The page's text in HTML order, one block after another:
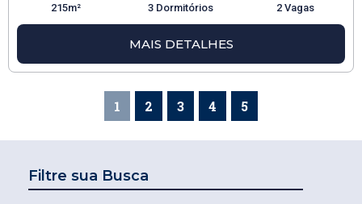
Filtre sua Busca
215m² 3 Dormitórios 2 Vagas
MAIS DETALHES
1 2 3 4 5